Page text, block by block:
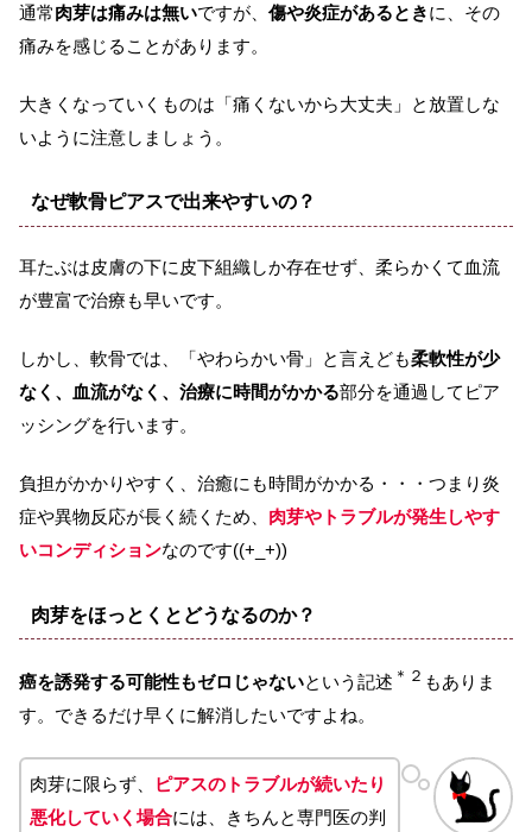
通常肉芽は痛みは無いですが、 傷や炎症があるときに、その
痛みを感じることがあります。
大きくなっていくものは「痛くないから大丈夫」と放置しな
いように注意しましょう。
なぜ軟骨ピアスで出来やすいの？
耳たぶは皮膚の下に皮下組織しか存在せず、柔らかくて血流
が豊富で治療も早いです。
しかし、軟骨では、「やわらかい骨」と言えども柔軟性が少
なく、血流がなく、治療に時間がかかる部分を通過してピア
ッシングを行います。
負担がかかりやすく、治癒にも時間がかかる・・・つまり炎
症や異物反応が長く続くため、 肉芽やトラブルが発生しやす
いコンディションなのです((+_+))
肉芽をほっとくとどうなるのか？
癌を誘発する可能性もゼロじゃないという記述 ＊２ もありま
す。できるだけ早くに解消したいですよね。
肉芽に限らず、
ピアスのトラブルが続いたり
悪化していく場合には、きちんと専門医の判